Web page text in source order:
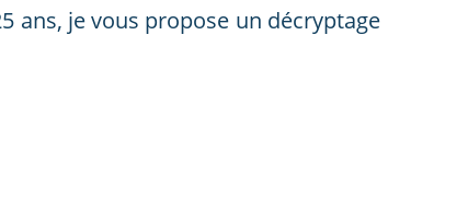
ans, je vous propose un décryptage